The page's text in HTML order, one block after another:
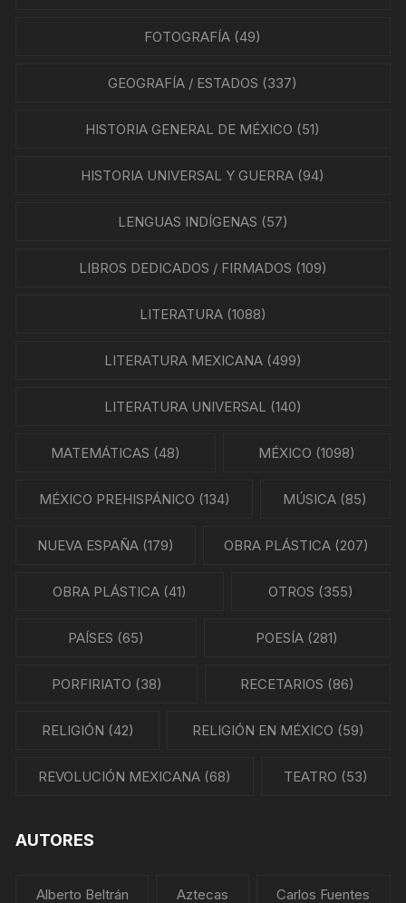
FOTOGRAFÍA (49)
GEOGRAFÍA / ESTADOS (337)
HISTORIA GENERAL DE MÉXICO (51)
HISTORIA UNIVERSAL Y GUERRA (94)
LENGUAS INDÍGENAS (57)
LIBROS DEDICADOS / FIRMADOS (109)
LITERATURA(1088)
LITERATURA MEXICANA(499)
LITERATURA UNIVERSAL (140)
MATEMÁTICAS (48) MÉXICO (1098)
MÉXICO PREHISPÁNICO (134) MÚSICA (85)
NUEVA ESPAÑA(179) OBRA PLÁSTICA (207)
OBRA PLÁSTICA (41) OTROS (355)
PAÍSES (65) POESÍA (281)
PORFIRIATO (38) RECETARIOS (86)
RELIGIÓN (42) RELIGIÓN EN MÉXICO (59)
REVOLUCIÓN MEXICANA (68) TEATRO (53)
AUTORES
Alberto Beltrán Aztecas Carlos Fuentes